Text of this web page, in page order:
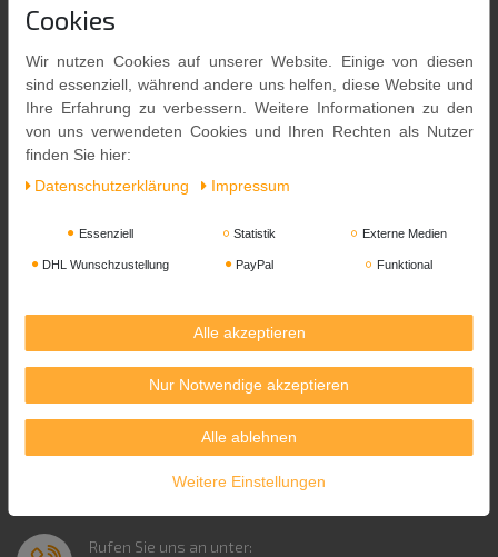
Rufen Sie uns an unter:
Cookies
Wir nutzen Cookies auf unserer Website. Einige von diesen
sind essenziell, während andere uns helfen, diese Website und
Ihre Erfahrung zu verbessern. Weitere Informationen zu den
von uns verwendeten Cookies und Ihren Rechten als Nutzer
finden Sie hier:
Daten­schutz­erklärung
Impressum
Essenziell Statistik Externe Medien
DHL Wunschzustellung PayPal Funktional
Alle akzeptieren
Nur Notwendige akzeptieren
Alle ablehnen
Weitere Einstellungen